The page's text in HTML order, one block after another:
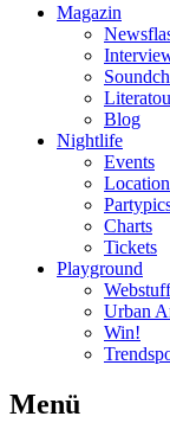
Magazin
Blog
Nightlife
Events
Charts
Tickets
Playground
Webstuff
Urban
Win!
Menü